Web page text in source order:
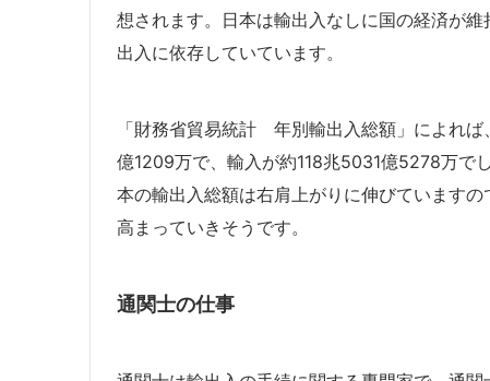
想されます。日本は輸出入なしに国の経済が
出入に依存していています。
「財務省貿易統計 年別輸出入総額」によれ
億1209万で、輸入が約118兆5031億5278万で
本の輸出入総額は右肩上がりに伸びています
高まっていきそうです。
通関士の仕事